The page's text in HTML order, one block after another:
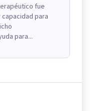
fue
para
para...